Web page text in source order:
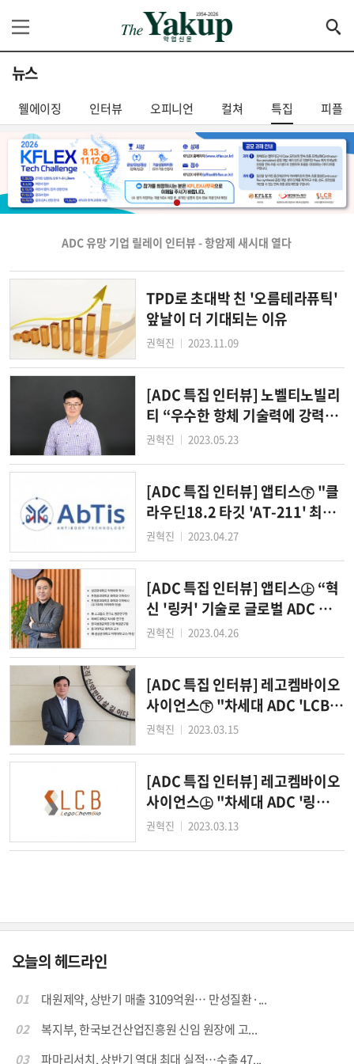
뉴스
웰에이징 인터뷰 오피니언 컬쳐 특집 피플
ADC 유망 기업 릴레이 인터뷰 - 항암제 새시대 열다
TPD로 초대박 친 '오름테라퓨틱'
앞날이 더 기대되는 이유
권혁진 │ 2023.11.09
[ADC 특집 인터뷰] 노벨티노빌리
티 “우수한 항체 기술력에 강력한
ADC 기술을 더하다”
권혁진 │ 2023.05.23
[ADC 특집 인터뷰] 앱티스㊦ "클
라우딘18.2 타깃 'AT-211' 최초
위암 ADC 목표"
권혁진 │ 2023.04.27
[ADC 특집 인터뷰] 앱티스㊤ “혁
신 '링커' 기술로 글로벌 ADC 분
야 왕좌 노린다”
권혁진 │ 2023.04.26
[ADC 특집 인터뷰] 레고켐바이오
사이언스㊦ "차세대 ADC 'LCB1
4' 임상 순항…후속 파이프라인
권혁진 │ 2023.03.15
[ADC 특집 인터뷰] 레고켐바이오
사이언스㊤ "차세대 ADC '링
커'로 엔허투 잡는다"
권혁진 │ 2023.03.13
오늘의 헤드라인
01
대원제약, 상반기 매출 3109억원… 만성질환·...
02
복지부, 한국보건산업진흥원 신임 원장에 고...
03
파마리서치, 상반기 역대 최대 실적…수출 47...